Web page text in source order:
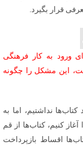
قرار بگیرد.
ورود به کار فرهنگی
این مشکل را چگونه
نداشتیم، اما به
کنیم، کتاب‌ها از قم
اقساط بازپرداخت